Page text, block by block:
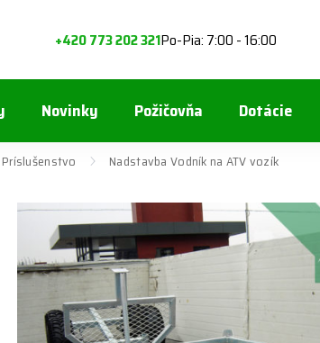
+420 773 202 321Po-Pia: 7:00 - 16:00
Novinky Požičovňa Dotácie
Príslušenstvo Nadstavba Vodník na ATV vozík